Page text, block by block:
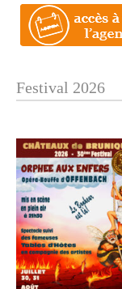
Festival 2026